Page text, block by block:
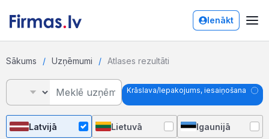
Ienākt
Sākums Uzņēmumi Atlases rezultāti
Krāslava/Iepakojums, iesaiņošana
Latvijā Lietuvā Igaunijā